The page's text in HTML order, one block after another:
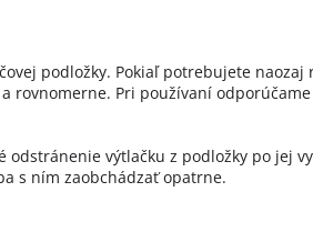
podložky. Pokiaľ potrebujete
rovnomerne. Pri používaní
výtlačku z podložky po jej
s ním zaobchádzať opatrne.